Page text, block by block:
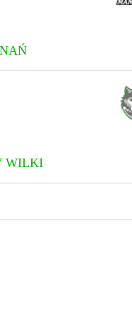
WILKI